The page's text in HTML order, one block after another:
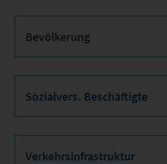
Bevölkerung
Sozialvers. Beschäftigte
Verkehrsinfrastruktur